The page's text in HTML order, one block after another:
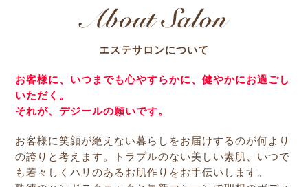
エステサロンについて
お客様に、いつまでも心やすらかに、健やかにお過ごし
いただく。
それが、デジールの願いです。
お客様に笑顔が絶えない暮らしをお届けするのが何より
の誇りと考えます。トラブルのない美しい素肌、いつで
も若々しくハリのあるお肌作りをお手伝いします。